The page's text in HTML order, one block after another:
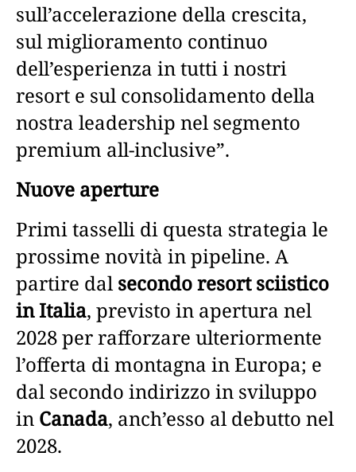
sull’accelerazione della crescita,
sul miglioramento continuo
dell’esperienza in tutti i nostri
resort e sul consolidamento della
nostra leadership nel segmento
premium all-inclusive”.
Nuove aperture
Primi tasselli di questa strategia le
prossime novità in pipeline. A
partire dalsecondo resort sciistico
in Italia, previsto in apertura nel
2028 per rafforzare ulteriormente
l’offerta di montagna in Europa; e
dal secondo indirizzo in sviluppo
in Canada, anch’esso al debutto nel
2028.